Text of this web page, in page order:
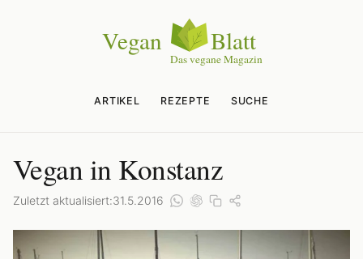
ARTIKEL REZEPTE SUCHE
Vegan in Konstanz
Zuletzt aktualisiert:31.5.2016